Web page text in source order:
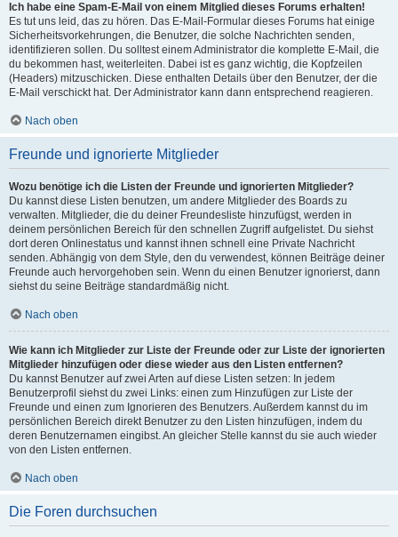
Ich habe eine Spam-E-Mail von einem Mitglied dieses Forums erhalten!
Es tut uns leid, das zu hören. Das E-Mail-Formular dieses Forums hat einige
Sicherheitsvorkehrungen, die Benutzer, die solche Nachrichten senden,
identifizieren sollen. Du solltest einem Administrator die komplette E-Mail, die
du bekommen hast, weiterleiten. Dabei ist es ganz wichtig, die Kopfzeilen
(Headers) mitzuschicken. Diese enthalten Details über den Benutzer, der die
E-Mail verschickt hat. Der Administrator kann dann entsprechend reagieren.
Nach oben
Freunde und ignorierte Mitglieder
Wozu benötige ich die Listen der Freunde und ignorierten Mitglieder?
Du kannst diese Listen benutzen, um andere Mitglieder des Boards zu
verwalten. Mitglieder, die du deiner Freundesliste hinzufügst, werden in
deinem persönlichen Bereich für den schnellen Zugriff aufgelistet. Du siehst
dort deren Onlinestatus und kannst ihnen schnell eine Private Nachricht
senden. Abhängig von dem Style, den du verwendest, können Beiträge deiner
Freunde auch hervorgehoben sein. Wenn du einen Benutzer ignorierst, dann
siehst du seine Beiträge standardmäßig nicht.
Nach oben
Wie kann ich Mitglieder zur Liste der Freunde oder zur Liste der ignorierten
Mitglieder hinzufügen oder diese wieder aus den Listen entfernen?
Du kannst Benutzer auf zwei Arten auf diese Listen setzen: In jedem
Benutzerprofil siehst du zwei Links: einen zum Hinzufügen zur Liste der
Freunde und einen zum Ignorieren des Benutzers. Außerdem kannst du im
persönlichen Bereich direkt Benutzer zu den Listen hinzufügen, indem du
deren Benutzernamen eingibst. An gleicher Stelle kannst du sie auch wieder
von den Listen entfernen.
Nach oben
Die Foren durchsuchen